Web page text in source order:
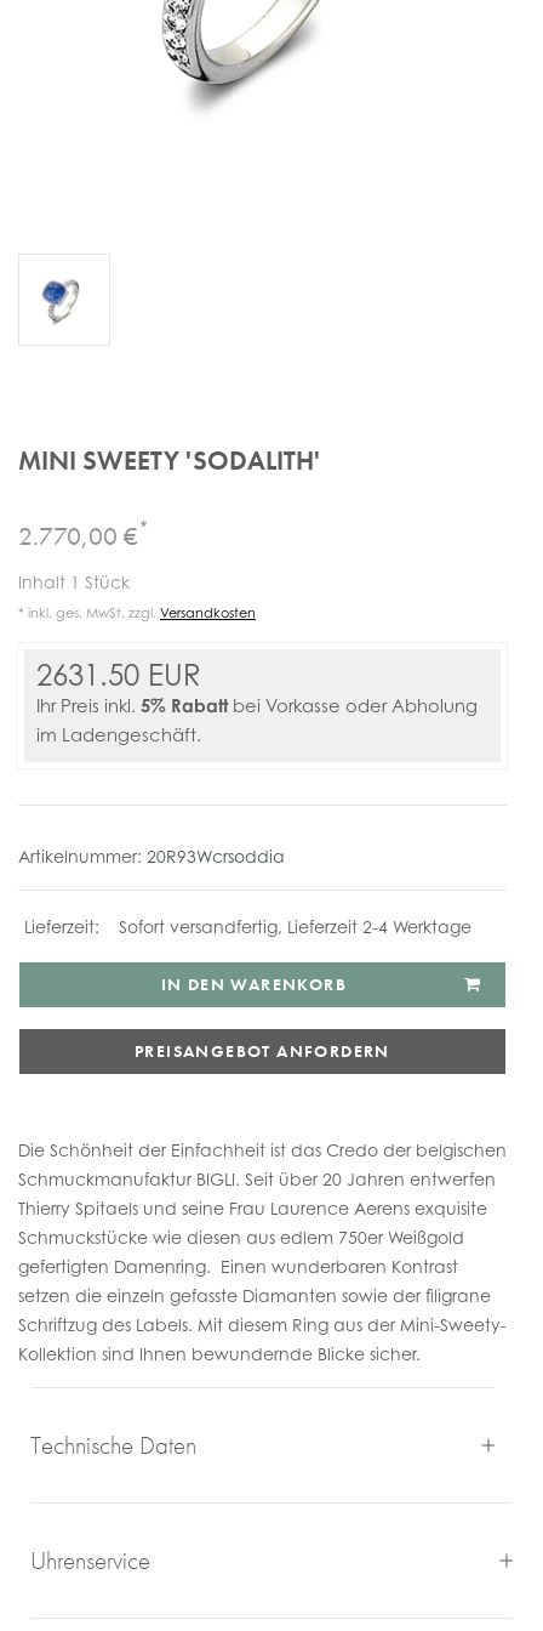
MINI SWEETY 'SODALITH'
2.770,00 €*
Inhalt 1 Stück
* inkl. ges. MwSt. zzgl. Versandkosten
2631.50 EUR
Ihr Preis inkl. 5% Rabattbei Vorkasse oder Abholung
im Ladengeschäft.
Artikelnummer: 20R93Wcrsoddia
Sofort versandfertig, Lieferzeit 2-4 Werktage
IN DEN WARENKORB
PREISANGEBOT ANFORDERN
Die Schönheit der Einfachheit ist das Credo der belgischen
Schmuckmanufaktur BIGLI. Seit über 20 Jahren entwerfen
Thierry Spitaels und seine Frau Laurence Aerens exquisite
Schmuckstücke wie diesen aus edlem 750er Weißgold
gefertigten Damenring. Einen wunderbaren Kontrast
setzen die einzeln gefasste Diamanten sowie der filigrane
Schriftzug des Labels. Mit diesem Ring aus der Mini-Sweety-
Kollektion sind Ihnen bewundernde Blicke sicher.
Technische Daten
Uhrenservice